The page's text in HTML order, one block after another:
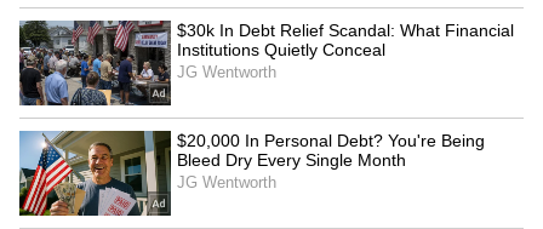
ஓம் துலாராசியிலுச்சனே போற்றி
ஓம் துயரளித்தருள்வோனே போற்றி
ஓம் தைரியனே போற்றி
ஓம் தொலை கிரகமே போற்றி
ஓம் நம்பிக்கிரங்கியவனே போற்றி